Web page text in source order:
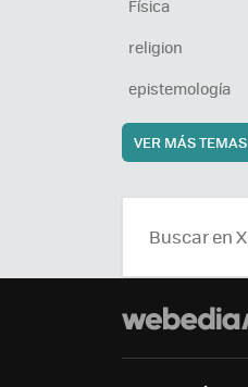
Física
religion
epistemología
VER MÁS TEMAS